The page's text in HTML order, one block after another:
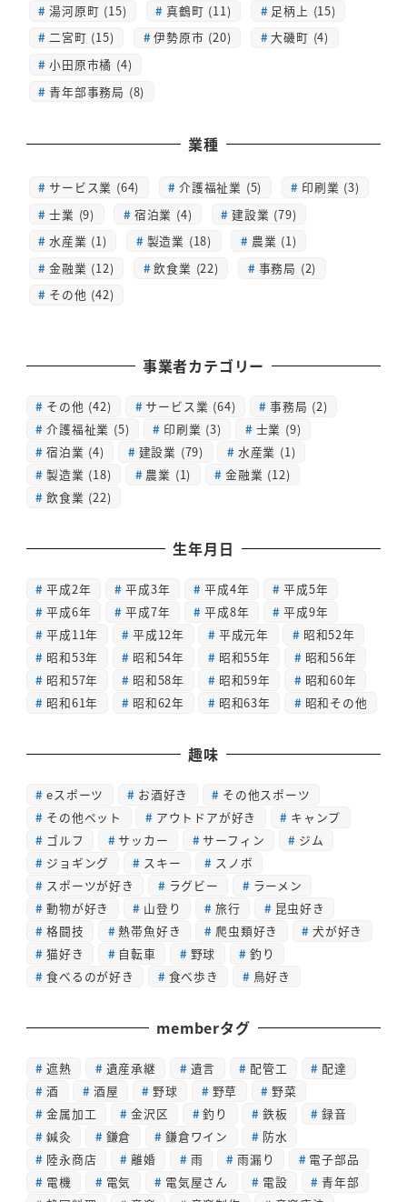
湯河原町 (15)
真鶴町 (11)
足柄上 (15)
二宮町 (15)
伊勢原市 (20)
大磯町 (4)
小田原市橘 (4)
青年部事務局 (8)
業種
サービス業 (64) 介護福祉業 (5)
印刷業 (3)
士業 (9)
宿泊業 (4)
建設業 (79)
水産業 (1)
製造業 (18)
農業 (1)
金融業 (12)
飲食業 (22)
事務局 (2)
その他 (42)
事業者カテゴリー
その他 (42) サービス業 (64) 事務局 (2)
介護福祉業 (5) 印刷業 (3) 士業 (9)
宿泊業 (4) 建設業 (79) 水産業 (1)
製造業 (18) 農業 (1) 金融業 (12)
飲食業 (22)
生年月日
平成2年 平成3年 平成4年
平成5年
平成6年
平成7年 平成8年
平成9年
平成11年
平成12年 平成元年
昭和52年
昭和53年
昭和54年 昭和55年
昭和56年
昭和57年
昭和58年 昭和59年
昭和60年
昭和61年
昭和62年 昭和63年 昭和その他
趣味
eスポーツ お酒好き
その他スポーツ
その他ペット
アウトドアが好き
キャンプ
ゴルフ
サッカー サーフィン
ジム
ジョギング
スキー
スノボ
スポーツが好き
ラグビー
ラーメン
動物が好き
山登り 旅行
昆虫好き
格闘技
熱帯魚好き 爬虫類好き
犬が好き
猫好き
自転車 野球
釣り
食べるのが好き
食べ歩き 鳥好き
memberタグ
遮熱 遺産承継 遺言 配管工
配達
酒
酒屋 野球 野草
野菜
金属加工
金沢区 釣り 鉄板
録音
鍼灸
鎌倉 鎌倉ワイン
防水
陸永商店
離婚 雨 雨漏り
電子部品
電機
電気 電気屋さん 電設
青年部